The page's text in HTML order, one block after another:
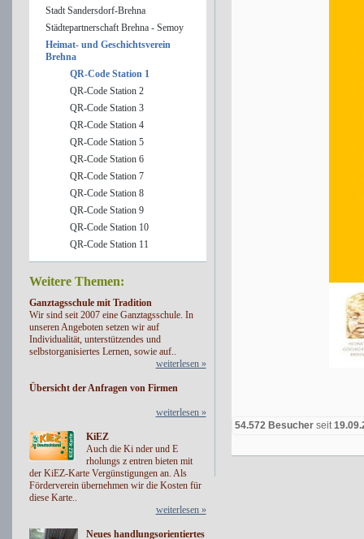
Stadt Sandersdorf-Brehna
Städtepartnerschaft Brehna - Semoy
Heimat- und Geschichtsverein
Brehna
QR-Code Station 1
QR-Code Station 2
QR-Code Station 3
QR-Code Station 4
QR-Code Station 5
QR-Code Station 6
QR-Code Station 7
QR-Code Station 8
QR-Code Station 9
QR-Code Station 10
QR-Code Station 11
Weitere Themen:
Ganztagsschule mit Tradition
Wir sind seit 2007 eine Ganztagsschule. In
unseren Angeboten setzen wir auf
Individualität, unterstützendes und
selbstorganisiertes Lernen, sowie auf..
weiterlesen »
Übersicht der Anfragen von Firmen
weiterlesen »
KiEZ
Auch die Ki nder und E
rholungs z entren bieten mit
der KiEZ-Karte Vergünstigungen an. Als
Förderverein übernehmen wir die Kosten für
diese Karte..
weiterlesen »
Neues handlungsorientiertes
54.572 Besucherseit